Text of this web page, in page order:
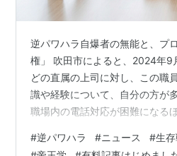
逆パワハラ自爆者の無能と、プ
権」 吹田市によると、2024年9
どの直属の上司に対し、この職
識や経験について、自分の方が
職場内の電話対応が困難になる
日常的に繰り返したという。
#逆パワハラ #ニュース #生